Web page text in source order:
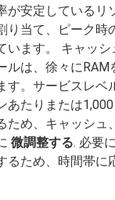
が安定しているリ
り当て、ピーク時
います。 キャッ
は、徐々にRAM
す。サービスレベ
あたりまたは
ため、キャッシュ
微調整する. 必要
るため、時間帯に